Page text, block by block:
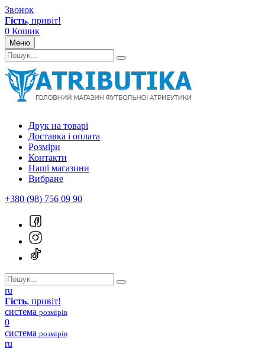
Звонок
Гість, привіт!
0 Кошик
Меню
Друк на товарі
Доставка і оплата
Розміри
Контакти
Наші магазини
Вибране
+380 (98) 756 09 90
ru
Гість, привіт!
система розмірів
0
система розмірів
ru